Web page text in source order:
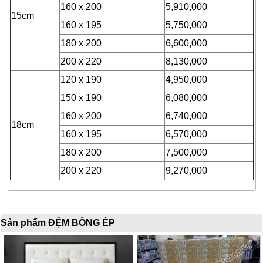
SẢN
15cm
160 x 200
5,910,000
160 x 195
5,750,000
180 x 200
6,600,000
200 x 220
8,130,000
18cm
120 x 190
4,950,000
150 x 190
6,080,000
160 x 200
6,740,000
160 x 195
6,570,000
180 x 200
7,500,000
200 x 220
9,270,000
Sản phẩm ĐỆM BÔNG ÉP